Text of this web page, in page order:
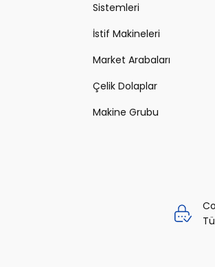
Sistemleri
İstif Makineleri
Market Arabaları
Çelik Dolaplar
Makine Grubu